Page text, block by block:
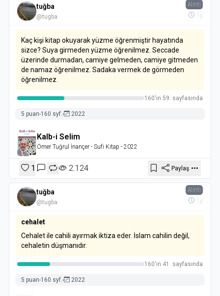
tuğba
@tugba
Alıntı
1y
Kaç kişi kitap okuyarak yüzme öğrenmiştir hayatında
sizce? Suya girmeden yüzme öğrenilmez. Seccade
üzerinde durmadan, camiye gelmeden, camiye gitmeden
de namaz öğrenilmez. Sadaka vermek de görmeden
öğrenilmez.
160'ın 59. sayfasında
5 puan-160 syf. - 2022
Kalb-i Selim
Ömer Tuğrul İnançer- Sufi Kitap - 2022
1 2.124 Paylaş
tuğba
@tugba
Alıntı
1y
cehalet
Cehalet ile cahili ayırmak iktiza eder. İslam cahilin değil,
cehaletin düşmanıdır.
160'ın 41. sayfasında
5 puan-160 syf.- 2022